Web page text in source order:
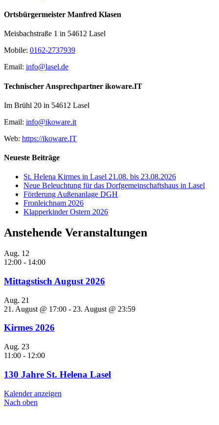
Ortsbürgermeister Manfred Klasen
Meisbachstraße 1 in 54612 Lasel
Mobile: 0162-2737939
Email: info@lasel.de
Technischer Ansprechpartner ikoware.IT
Im Brühl 20 in 54612 Lasel
Email: info@ikoware.it
Web: https://ikoware.IT
Neueste Beiträge
St. Helena Kirmes in Lasel 21.08. bis 23.08.2026
Neue Beleuchtung für das Dorfgemeinschaftshaus in Lasel
Förderung Außenanlage DGH
Fronleichnam 2026
Klapperkinder Ostern 2026
Anstehende Veranstaltungen
Aug. 12
12:00 - 14:00
Mittagstisch August 2026
Aug. 21
21. August @ 17:00 - 23. August @ 23:59
Kirmes 2026
Aug. 23
11:00 - 12:00
130 Jahre St. Helena Lasel
Kalender anzeigen
Nach oben